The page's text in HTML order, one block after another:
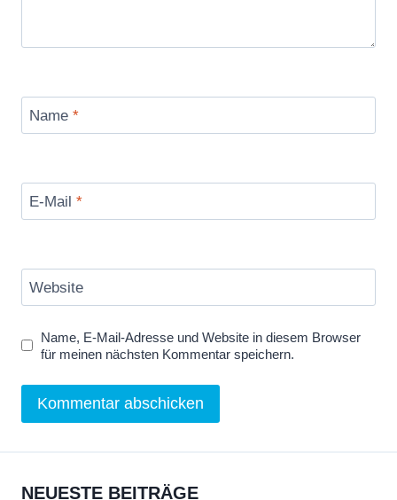
Name *
E-Mail *
Website
Name, E-Mail-Adresse und Website in diesem Browser
für meinen nächsten Kommentar speichern.
NEUESTE BEITRÄGE